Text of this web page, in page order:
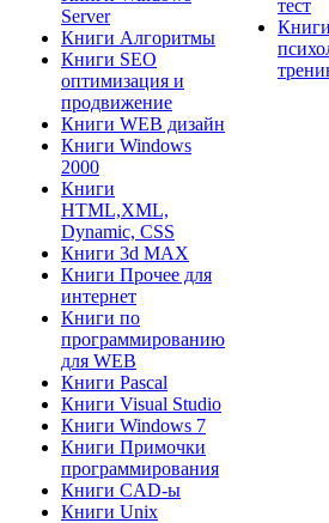
Server
Книги Алгоритмы
Книги SEO
оптимизация и
продвижение
Книги WEB дизайн
Книги Windows
2000
Книги
HTML,XML,
Dynamic, CSS
Книги 3d MAX
Книги Прочее для
интернет
Книги по
программированию
для WEB
Книги Pascal
Книги Visual Studio
Книги Windows 7
Книги Примочки
программирования
Книги CAD-ы
Книги Unix
тест
Книги